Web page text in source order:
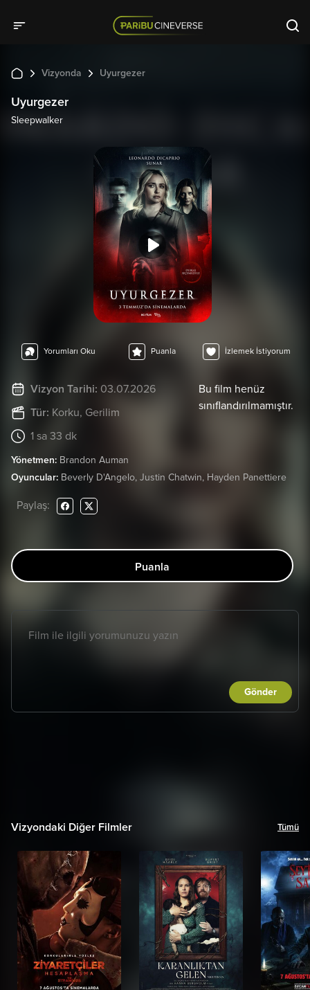
Vizyonda Uyurgezer
Uyurgezer
Sleepwalker
Yorumları Oku Puanla İzlemek İstiyorum
Vizyon Tarihi: 03.07.2026
Tür: Korku, Gerilim
1 sa 33 dk
Bu film henüz
sınıflandırılmamıştır.
Yönetmen: Brandon Auman
Oyuncular: Beverly D'Angelo, Justin Chatwin, Hayden Panettiere
Paylaş:
Puanla
Gönder
Vizyondaki Diğer Filmler Tümü